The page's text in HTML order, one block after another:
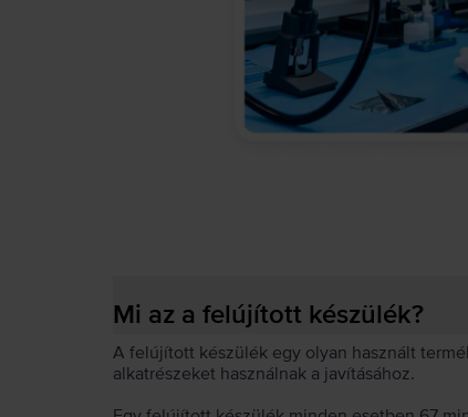
Mi az a felújított készülék?
A felújított készülék egy olyan használt
alkatrészeket használnak a javításához.